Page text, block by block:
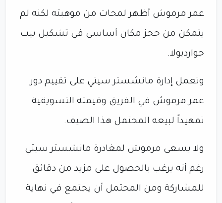
عمر مرموش أظهر لمحات من موهبته لكنه لم
يتمكن من حجز مكان أساسي في تشكيل بيب
جوارديولا.
وتعمل إدارة مانشستر سيتي على تقييم دور
عمر مرموش في الفريق وقيمته التسويقية
تمهيداً لبيعه المحتمل هذا الصيف.
ولا يسعى مرموش لمغادرة مانشستر سيتي
رغم أنه يرغب بالحصول على مزيد من دقائق
للمشاركة ومن المحتمل أن يجتمع في نهاية